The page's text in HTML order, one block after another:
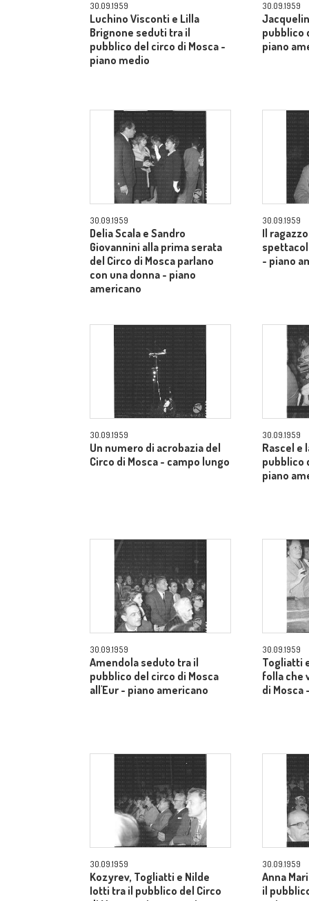
30.09.1959
Luchino Visconti e Lilla
Brignone seduti tra il
pubblico del circo di Mosca -
piano medio
30.09.1959
pubblico
piano
30.09.1959
Delia Scala e Sandro
Giovannini alla prima serata
del Circo di Mosca parlano
con una donna - piano
americano
30.09.1959
Il
- piano
30.09.1959
Un numero di acrobazia del
Circo di Mosca - campo lungo
30.09.1959
Rascel e
pubblico
piano
30.09.1959
Amendola seduto tra il
pubblico del circo di Mosca
all'Eur - piano americano
30.09.1959
Togliatti
folla che
di Mosca
30.09.1959
Kozyrev, Togliatti e Nilde
Iotti tra il pubblico del Circo
30.09.1959
Anna
il